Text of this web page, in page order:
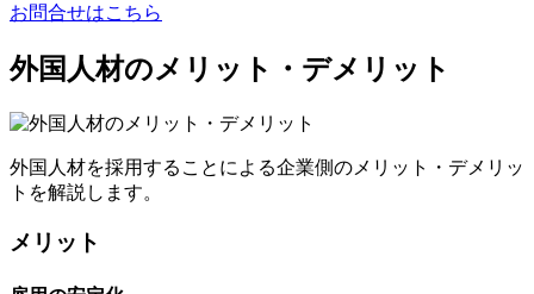
お問合せはこちら
外国人材のメリット・デメリット
外国人材を採用することによる企業側のメリット・デメリッ
トを解説します。
メリット